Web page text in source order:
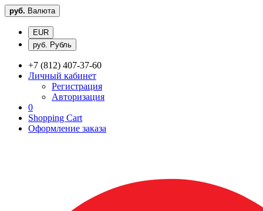
руб. Валюта
EUR
руб. Рубль
+7 (812) 407-37-60
Личный кабинет
Регистрация
Авторизация
0
Shopping Cart
Оформление заказа